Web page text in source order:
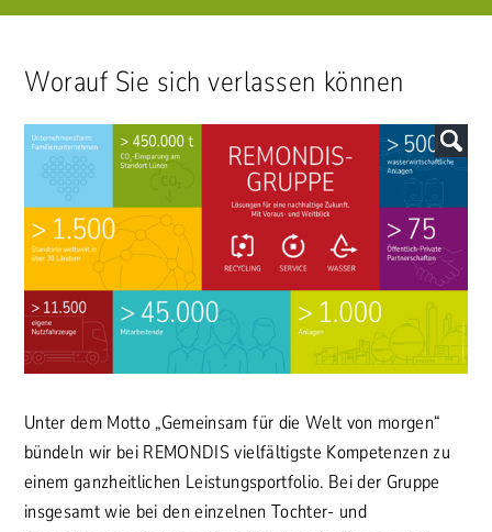
Worauf Sie sich verlassen können
Unter dem Motto „Gemeinsam für die Welt von morgen“
bündeln wir bei REMONDIS vielfältigste Kompetenzen zu
einem ganzheitlichen Leistungsportfolio. Bei der Gruppe
insgesamt wie bei den einzelnen Tochter- und